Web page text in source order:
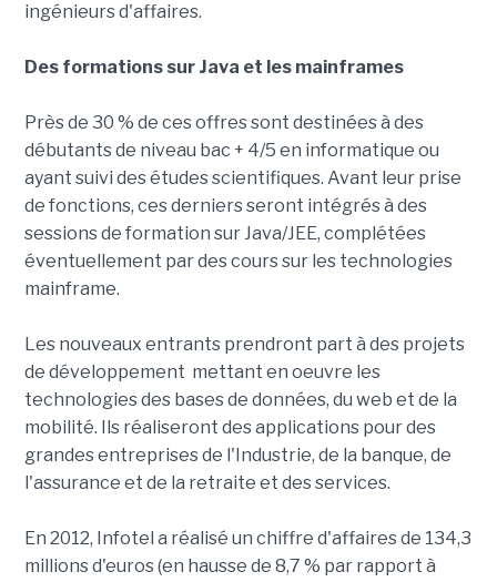
ingénieurs d'affaires.
Des formations sur Java et les mainframes
Près de 30 % de ces offres sont destinées à des
débutants de niveau bac + 4/5 en informatique ou
ayant suivi des études scientifiques. Avant leur prise
de fonctions, ces derniers seront intégrés à des
sessions de formation sur Java/JEE, complétées
éventuellement par des cours sur les technologies
mainframe.
Les nouveaux entrants prendront part à des projets
de développement mettant en oeuvre les
technologies des bases de données, du web et de la
mobilité. Ils réaliseront des applications pour des
grandes entreprises de l'Industrie, de la banque, de
l'assurance et de la retraite et des services.
En 2012, Infotel a réalisé un chiffre d'affaires de 134,3
millions d'euros (en hausse de 8,7 % par rapport à